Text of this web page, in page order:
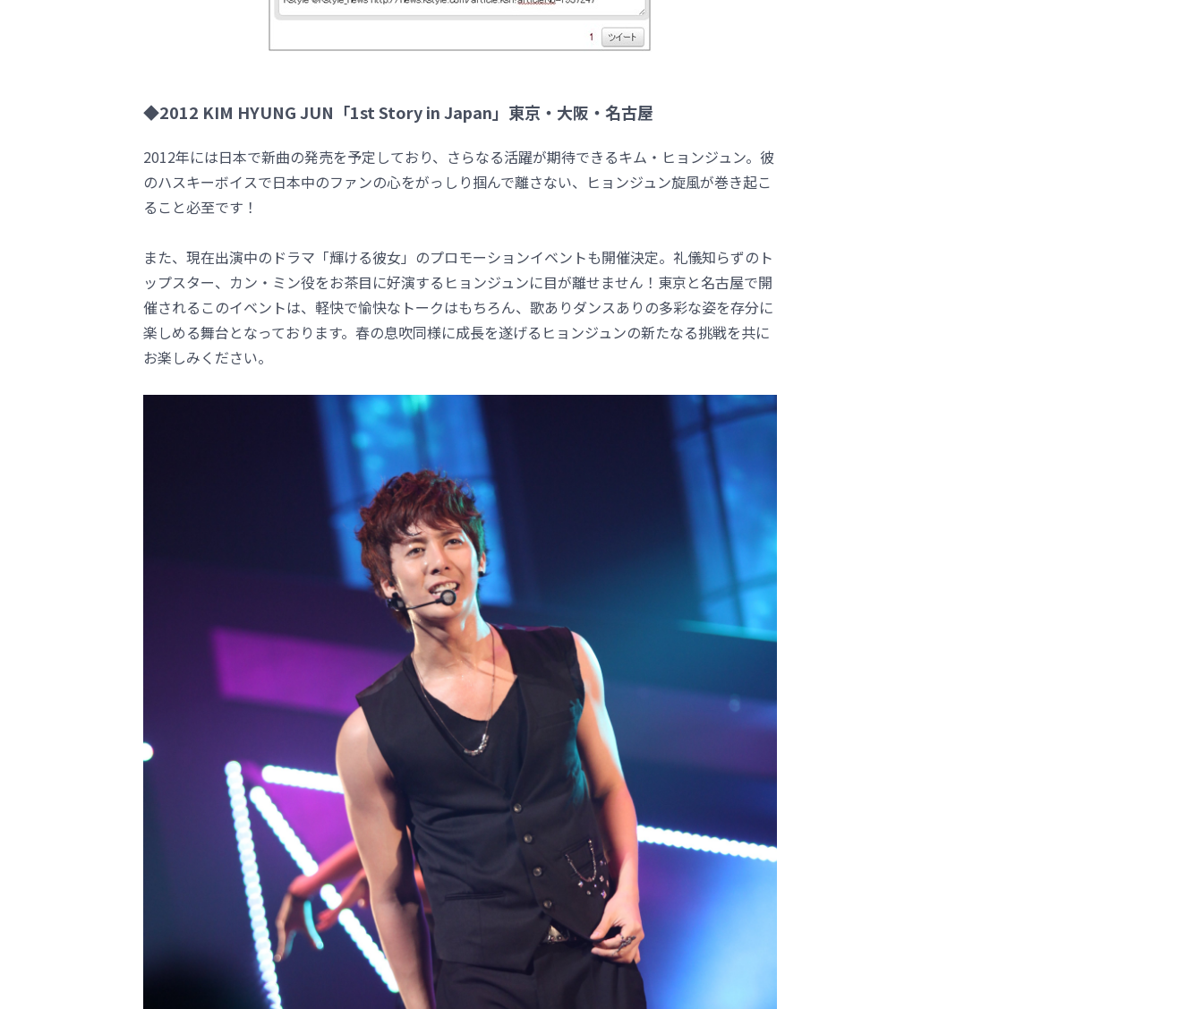
◆2012 KIM HYUNG JUN「1st Story in Japan」東京・大阪・名古屋
2012年には日本で新曲の発売を予定しており、さらなる活躍が期待できるキム・ヒョンジュン。彼
のハスキーボイスで日本中のファンの心をがっしり掴んで離さない、ヒョンジュン旋風が巻き起こ
ること必至です！
また、現在出演中のドラマ「輝ける彼女」のプロモーションイベントも開催決定。礼儀知らずのト
ップスター、カン・ミン役をお茶目に好演するヒョンジュンに目が離せません！東京と名古屋で開
催されるこのイベントは、軽快で愉快なトークはもちろん、歌ありダンスありの多彩な姿を存分に
楽しめる舞台となっております。春の息吹同様に成長を遂げるヒョンジュンの新たなる挑戦を共に
お楽しみください。